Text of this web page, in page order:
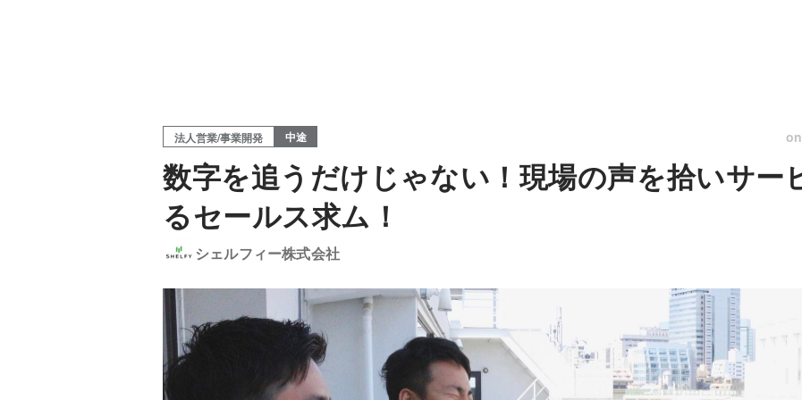
法人営業/事業開発 中途 on
数字を追うだけじゃない！現場の声を拾いサー
るセールス求ム！
シェルフィー株式会社